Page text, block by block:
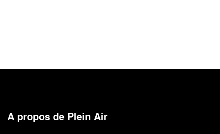
A propos de Plein Air